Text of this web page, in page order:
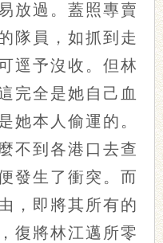
放過。蓋照專賣
隊員，如抓到走
逕予沒收。但林
完全是她自己血
她本人偷運的。
不到各港口去查
發生了衝突。而
，即將其所有的
復將林江邁所零